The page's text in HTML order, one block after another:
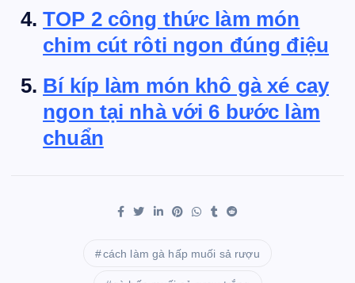
TOP 2 công thức làm món
chim cút rôti ngon đúng điệu
Bí kíp làm món khô gà xé cay
ngon tại nhà với 6 bước làm
chuẩn
cách làm gà hấp muối sả rượu